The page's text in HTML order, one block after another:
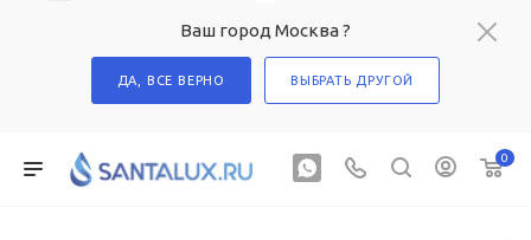
Ваш город Москва ?
ДА, ВСЕ ВЕРНО ВЫБРАТЬ ДРУГОЙ
0